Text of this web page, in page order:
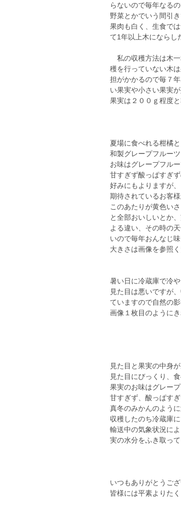
らないので毎年なる
野菜とかでいう間引
果肉も白く、生食で
て1年以上木にならし
私の収穫方法は木一
穫を行っていない木
担がかかるので毎７
い果実や小さい果実
果実は２００ｇ程度
夏場に食べれる柑橘
和製グレープフルーツ
お味はグレープフル
甘すぎず酸っぱすぎ
好みにもよりますが
期待されているお客
このあたりが黄色い
と全部おいしいとか
よる違い、その時の
いので毎年おんなじ
大きさは画像を参照
暑い日に冷蔵庫で冷
見た目は悪いですが
ていますので自然の
画像１枚目のように
見た目と果実の中身
見た目にびっくり、
果実のお味はグレー
甘すぎず、酸っぱす
真冬のみかんのよう
収穫したのち冷蔵庫
輸送中の気象状況に
実の水分をふき取って
いつもありがとうござ
皆様には平素よりた